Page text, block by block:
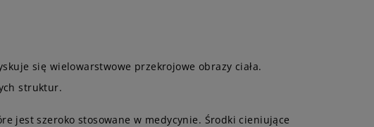
się wielowarstwowe przekrojowe obrazy ciała.
struktur.
jest szeroko stosowane w medycynie. Środki cieniujące